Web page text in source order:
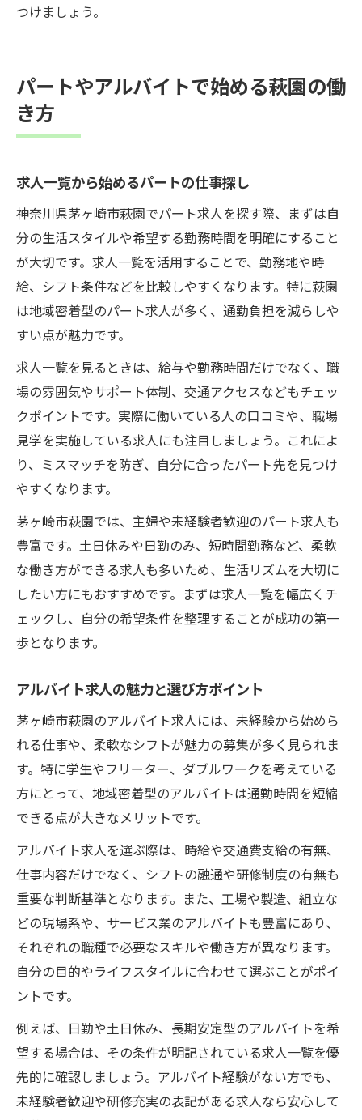
つけましょう。
パートやアルバイトで始める萩園の働
き方
求人一覧から始めるパートの仕事探し
神奈川県茅ヶ崎市萩園でパート求人を探す際、まずは自
分の生活スタイルや希望する勤務時間を明確にすること
が大切です。求人一覧を活用することで、勤務地や時
給、シフト条件などを比較しやすくなります。特に萩園
は地域密着型のパート求人が多く、通勤負担を減らしや
すい点が魅力です。
求人一覧を見るときは、給与や勤務時間だけでなく、職
場の雰囲気やサポート体制、交通アクセスなどもチェッ
クポイントです。実際に働いている人の口コミや、職場
見学を実施している求人にも注目しましょう。これによ
り、ミスマッチを防ぎ、自分に合ったパート先を見つけ
やすくなります。
茅ヶ崎市萩園では、主婦や未経験者歓迎のパート求人も
豊富です。土日休みや日勤のみ、短時間勤務など、柔軟
な働き方ができる求人も多いため、生活リズムを大切に
したい方にもおすすめです。まずは求人一覧を幅広くチ
ェックし、自分の希望条件を整理することが成功の第一
歩となります。
アルバイト求人の魅力と選び方ポイント
茅ヶ崎市萩園のアルバイト求人には、未経験から始めら
れる仕事や、柔軟なシフトが魅力の募集が多く見られま
す。特に学生やフリーター、ダブルワークを考えている
方にとって、地域密着型のアルバイトは通勤時間を短縮
できる点が大きなメリットです。
アルバイト求人を選ぶ際は、時給や交通費支給の有無、
仕事内容だけでなく、シフトの融通や研修制度の有無も
重要な判断基準となります。また、工場や製造、組立な
どの現場系や、サービス業のアルバイトも豊富にあり、
それぞれの職種で必要なスキルや働き方が異なります。
自分の目的やライフスタイルに合わせて選ぶことがポイ
ントです。
例えば、日勤や土日休み、長期安定型のアルバイトを希
望する場合は、その条件が明記されている求人一覧を優
先的に確認しましょう。アルバイト経験がない方でも、
未経験者歓迎や研修充実の表記がある求人なら安心して